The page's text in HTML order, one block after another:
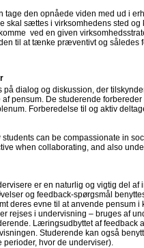
tage den opnåede viden med ud i
skal sættes i virksomhedens sted
ved en given
til at tænke præventivt og således
dialog og diskussion, der
pensum. De studerende
Forberedelse til og aktiv
can be compassionate in
when collaborating, and also
er en naturlig og vigtig del af
og feedback-spørgsmål
deres evne til at anvende pensum i
rejses i undervisning – bruges af
Læringsudbyttet af feedback
Studerende kan også
hvor de underviser).